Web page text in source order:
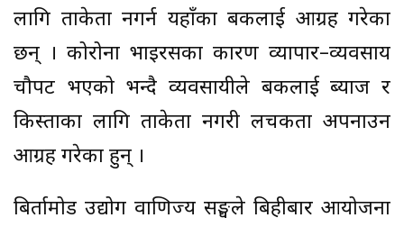
लागि ताकेता नगर्न यहाँका बैंकलाई आग्रह गरेका
छन् । कोरोना भाइरसका कारण व्यापार–व्यवसाय
चौपट भएको भन्दै व्यवसायीले बैंकलाई ब्याज र
किस्ताका लागि ताकेता नगरी लचकता अपनाउन
आग्रह गरेका हुन् ।
बिर्तामोड उद्योग वाणिज्य सङ्घले बिहीबार आयोजना